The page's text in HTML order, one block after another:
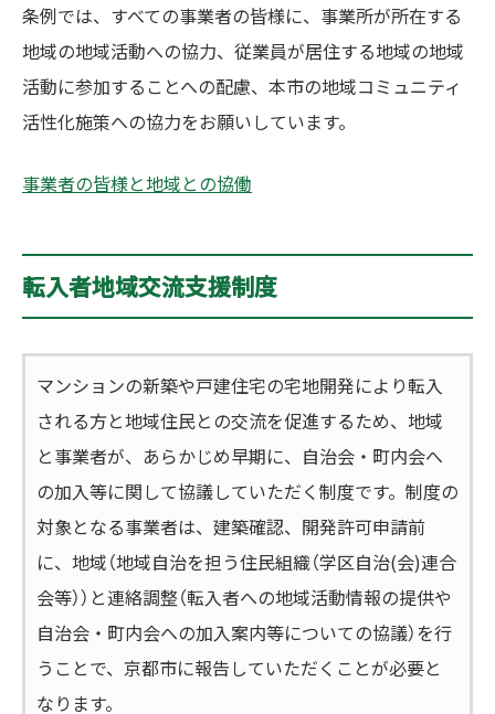
条例では、すべての事業者の皆様に、事業所が所在する
地域の地域活動への協力、従業員が居住する地域の地域
活動に参加することへの配慮、本市の地域コミュニティ
活性化施策への協力をお願いしています。
事業者の皆様と地域との協働
転入者地域交流支援制度
マンションの新築や戸建住宅の宅地開発により転入
される方と地域住民との交流を促進するため、地域
と事業者が、あらかじめ早期に、自治会・町内会へ
の加入等に関して協議していただく制度です。制度の
対象となる事業者は、建築確認、開発許可申請前
に、地域（地域自治を担う住民組織（学区自治(会)連合
会等））と連絡調整（転入者への地域活動情報の提供や
自治会・町内会への加入案内等についての協議）を行
うことで、京都市に報告していただくことが必要と
なります。